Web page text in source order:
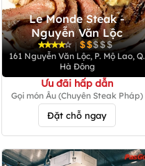
Le Monde Steak -
Nguyễn Văn Lộc
|
161 Nguyễn Văn Lộc, P. Mộ Lao, Q.
Hà Đông
Ưu đãi hấp dẫn
Gọi món Âu (Chuyên Steak Pháp)
Đặt chỗ ngay